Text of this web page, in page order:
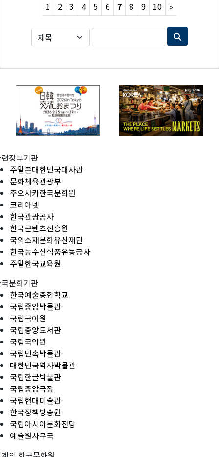
1 2 3 4 5 6 7 8 9 10 »
정부기관
주일본대한민국대사관
문화체육관광부
주오사카한국문화원
코리아넷
한국관광공사
한국콘텐츠진흥원
국외소재문화유산재단
한국농수산식품유통공사
주일한국교육원
문화기관
한국예술종합학교
국립중앙박물관
국립국어원
국립중앙도서관
국립국악원
국립민속박물관
대한민국역사박물관
국립한글박물관
국립중앙극장
국립현대미술관
한국정책방송원
국립아시아문화전당
예술원사무국